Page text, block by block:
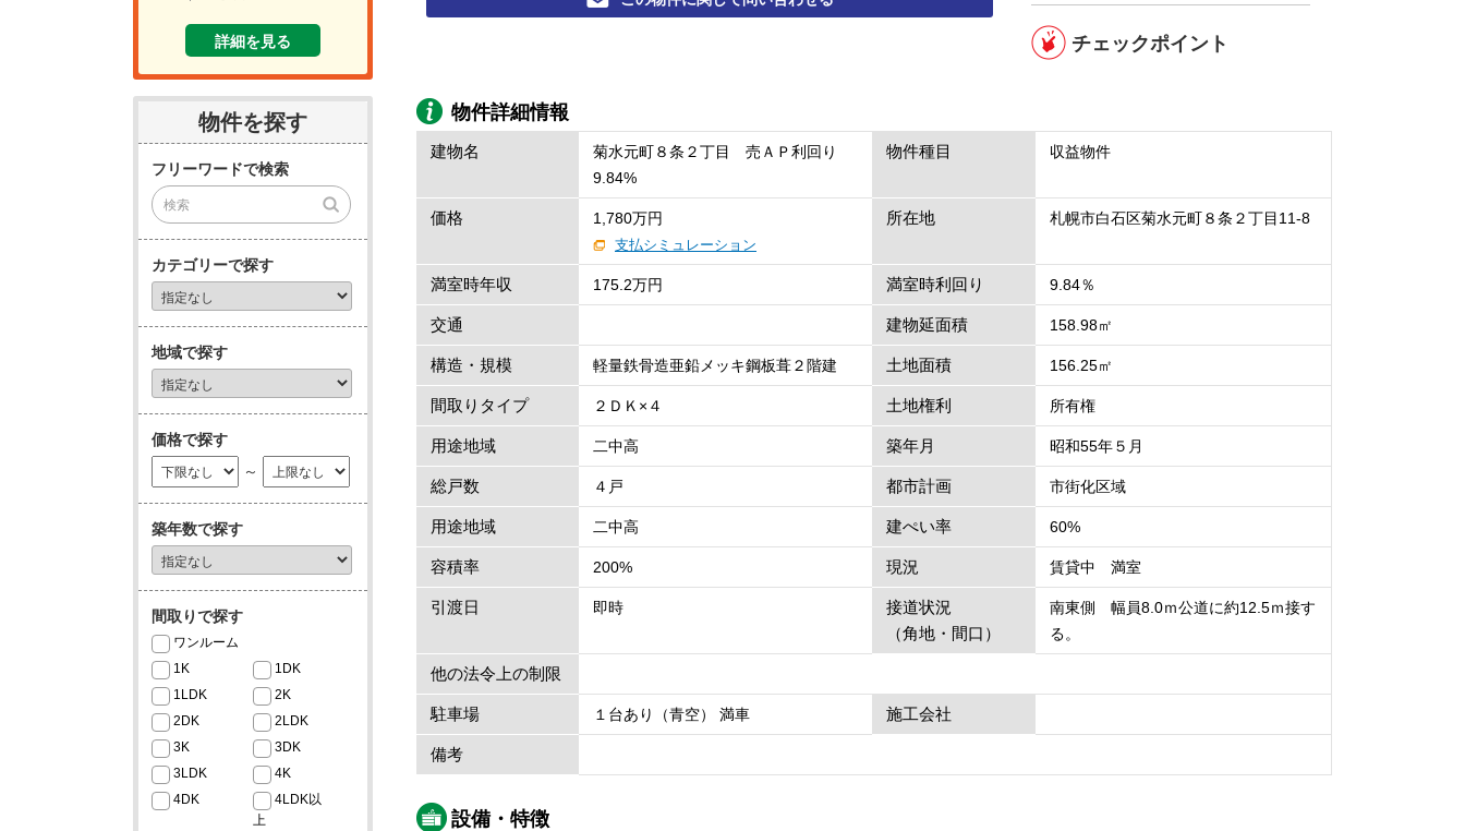
チェックポイント
物件詳細情報
建物名
菊水元町８条２丁目 売ＡＰ利回り
9.84%
物件種目 収益物件
価格 1,780万円
支払シミュレーション
所在地 札幌市白石区菊水元町８条２丁目11-8
満室時年収 175.2万円 満室時利回り 9.84％
交通 建物延面積 158.98㎡
構造・規模 軽量鉄骨造亜鉛メッキ鋼板葺２階建 土地面積 156.25㎡
間取りタイプ ２ＤＫ×４ 土地権利 所有権
用途地域 二中高 築年月 昭和55年５月
総戸数 ４戸 都市計画 市街化区域
用途地域 二中高 建ぺい率 60%
容積率 200% 現況 賃貸中 満室
引渡日 即時
接道状況
（角地・間口）
南東側 幅員8.0ｍ公道に約12.5ｍ接す
る。
他の法令上の制限
駐車場 １台あり（青空） 満車 施工会社
備考
設備・特徴
詳細を見る
物件を探す
フリーワードで検索
カテゴリーで探す
地域で探す
価格で探す
～
築年数で探す
間取りで探す
ワンルーム
1K
1DK
1LDK
2K
2DK
2LDK
3K
3DK
3LDK
4K
4DK
4LDK以
上